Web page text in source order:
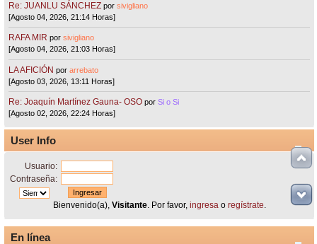
Re: JUANLU SÁNCHEZ porsivigliano
[Agosto 04, 2026, 21:14 Horas]
RAFA MIR porsivigliano
[Agosto 04, 2026, 21:03 Horas]
LA AFICIÓN porarrebato
[Agosto 03, 2026, 13:11 Horas]
Re: Joaquín Martínez Gauna- OSO porSi o Si
[Agosto 02, 2026, 22:24 Horas]
User Info
Usuario:
Contraseña:
Bienvenido(a), Visitante. Por favor, ingresao regístrate.
En línea